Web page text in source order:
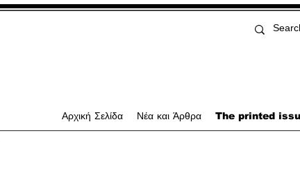
Αρχική Σελίδα Νέα και Άρθρα The printed